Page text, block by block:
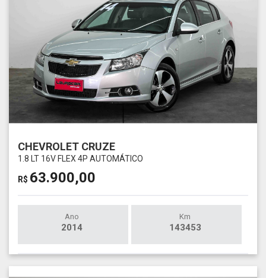
CHEVROLET CRUZE
1.8 LT 16V FLEX 4P AUTOMÁTICO
R$ 63.900,00
Ano
2014
Km
143453